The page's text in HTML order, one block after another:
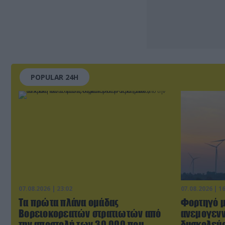
POPULAR 24H
07.08.2026 | 23:02
Τα πρώτα πλάνα ομάδας
Βορειοκορεατών στρατιωτών από
07.08.2026 |
Φορτηγό